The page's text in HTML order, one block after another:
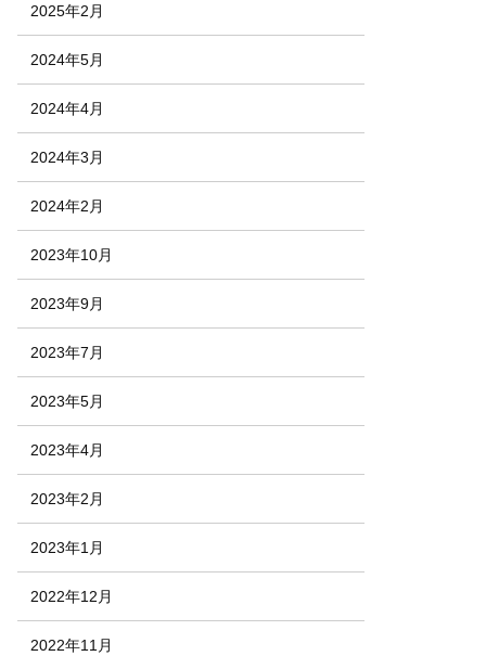
2025年2月
2024年5月
2024年4月
2024年3月
2024年2月
2023年10月
2023年9月
2023年7月
2023年5月
2023年4月
2023年2月
2023年1月
2022年12月
2022年11月